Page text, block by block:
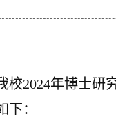
校2024年博士研
下：